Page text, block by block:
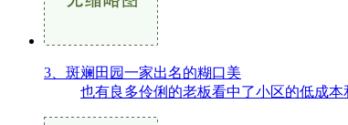
3、斑斓田园一家出名的糊口美
也有良多伶俐的老板看中了小区的低成